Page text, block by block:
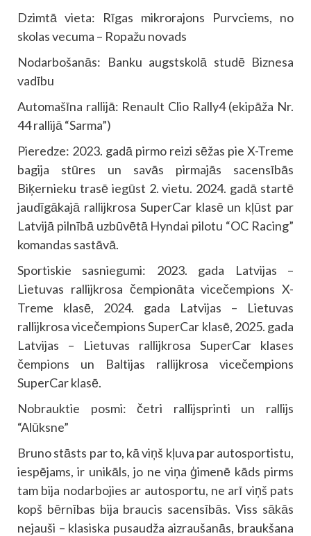
Dzimtā vieta: Rīgas mikrorajons Purvciems, no
skolas vecuma – Ropažu novads
Nodarbošanās: Banku augstskolā studē Biznesa
vadību
Automašīna rallijā: Renault Clio Rally4 (ekipāža Nr.
44 rallijā “Sarma”)
Pieredze: 2023. gadā pirmo reizi sēžas pie X-Treme
bagija stūres un savās pirmajās sacensībās
Biķernieku trasē iegūst 2. vietu. 2024. gadā startē
jaudīgākajā rallijkrosa SuperCar klasē un kļūst par
Latvijā pilnībā uzbūvētā Hyndai pilotu “OC Racing”
komandas sastāvā.
Sportiskie sasniegumi: 2023. gada Latvijas –
Lietuvas rallijkrosa čempionāta vicečempions X-
Treme klasē, 2024. gada Latvijas – Lietuvas
rallijkrosa vicečempions SuperCar klasē, 2025. gada
Latvijas – Lietuvas rallijkrosa SuperCar klases
čempions un Baltijas rallijkrosa vicečempions
SuperCar klasē.
Nobrauktie posmi: četri rallijsprinti un rallijs
“Alūksne”
Bruno stāsts par to, kā viņš kļuva par autosportistu,
iespējams, ir unikāls, jo ne viņa ģimenē kāds pirms
tam bija nodarbojies ar autosportu, ne arī viņš pats
kopš bērnības bija braucis sacensībās. Viss sākās
nejauši – klasiska pusaudža aizraušanās, braukšana